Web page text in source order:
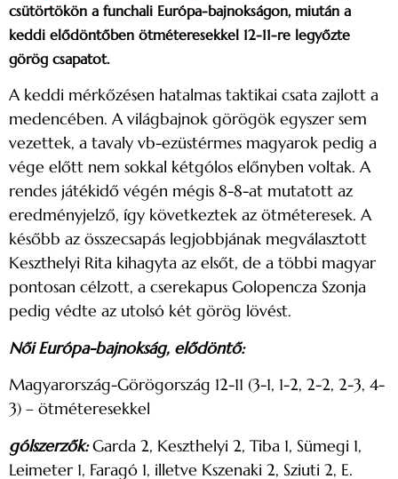
csütörtökön a funchali Európa-bajnokságon, miután a
keddi elődöntőben ötméteresekkel 12-11-re legyőzte
görög csapatot.
A keddi mérkőzésen hatalmas taktikai csata zajlott a
medencében. A világbajnok görögök egyszer sem
vezettek, a tavaly vb-ezüstérmes magyarok pedig a
vége előtt nem sokkal kétgólos előnyben voltak. A
rendes játékidő végén mégis 8-8-at mutatott az
eredményjelző, így következtek az ötméteresek. A
később az összecsapás legjobbjának megválasztott
Keszthelyi Rita kihagyta az elsőt, de a többi magyar
pontosan célzott, a cserekapus Golopencza Szonja
pedig védte az utolsó két görög lövést.
Női Európa-bajnokság, elődöntő:
Magyarország-Görögország 12-11 (3-1, 1-2, 2-2, 2-3, 4-
3) – ötméteresekkel
gólszerzők:Garda 2, Keszthelyi 2, Tiba 1, Sümegi 1,
Leimeter 1, Faragó 1, illetve Kszenaki 2, Sziuti 2, E.